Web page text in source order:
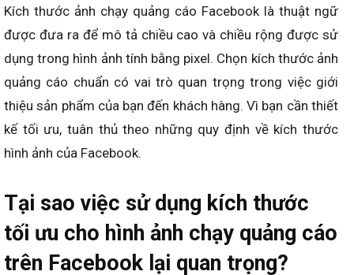
Kích thước ảnh chạy quảng cáo Facebook là thuật ngữ
được đưa ra để mô tả chiều cao và chiều rộng được sử
dụng trong hình ảnh tính bằng pixel. Chọn kích thước ảnh
quảng cáo chuẩn có vai trò quan trọng trong việc giới
thiệu sản phẩm của bạn đến khách hàng. Vì bạn cần thiết
kế tối ưu, tuân thủtheo những quy định về kích thước
hình ảnh của Facebook.
Tại sao việc sử dụng kích thước
tối ưu cho hình ảnh chạy quảng cáo
trên Facebook lại quan trọng?